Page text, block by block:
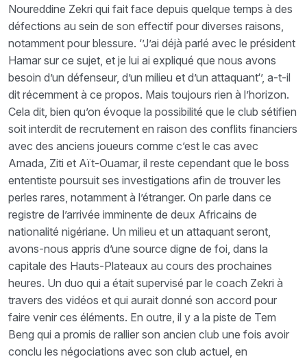
Noureddine Zekri qui fait face depuis quelque temps à des
défections au sein de son effectif pour diverses raisons,
notamment pour blessure. ‘’J’ai déjà parlé avec le président
Hamar sur ce sujet, et je lui ai expliqué que nous avons
besoin d’un défenseur, d’un milieu et d’un attaquant‘’, a-t-il
dit récemment à ce propos. Mais toujours rien à l’horizon.
Cela dit, bien qu’on évoque la possibilité que le club sétifien
soit interdit de recrutement en raison des conflits financiers
avec des anciens joueurs comme c’est le cas avec
Amada, Ziti et Aït-Ouamar, il reste cependant que le boss
ententiste poursuit ses investigations afin de trouver les
perles rares, notamment à l’étranger. On parle dans ce
registre de l’arrivée imminente de deux Africains de
nationalité nigériane. Un milieu et un attaquant seront,
avons-nous appris d’une source digne de foi, dans la
capitale des Hauts-Plateaux au cours des prochaines
heures. Un duo qui a était supervisé par le coach Zekri à
travers des vidéos et qui aurait donné son accord pour
faire venir ces éléments. En outre, il y a la piste de Tem
Beng qui a promis de rallier son ancien club une fois avoir
conclu les négociations avec son club actuel, en